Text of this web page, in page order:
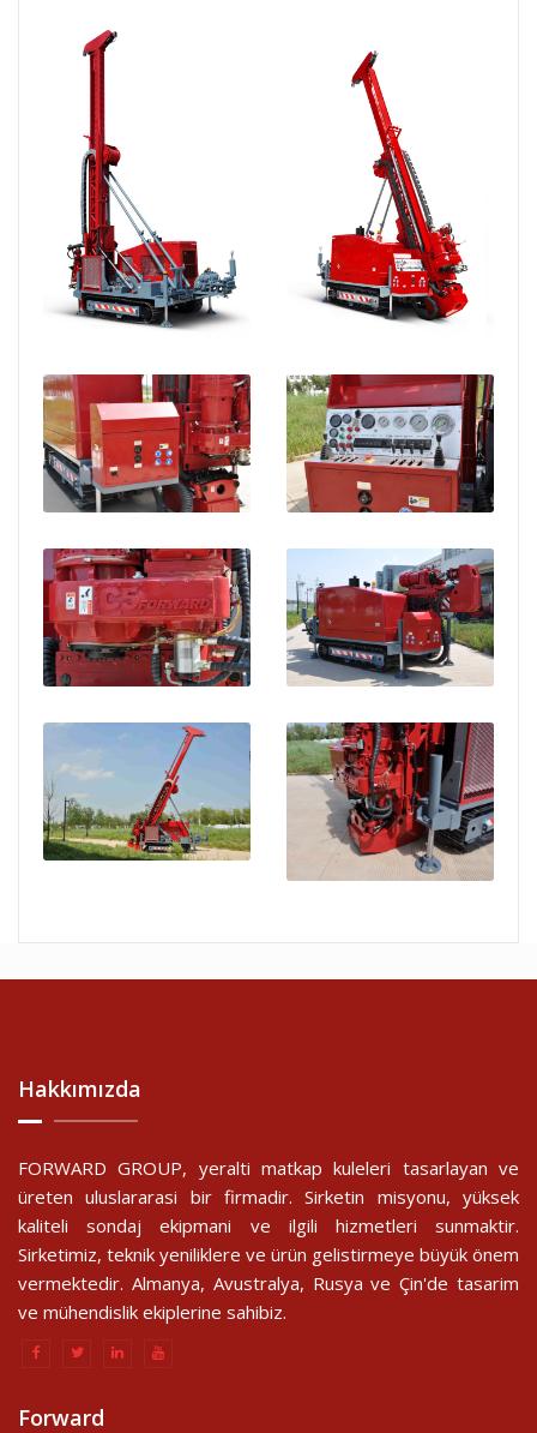
Hakkımızda
FORWARD GROUP, yeralti matkap kuleleri tasarlayan ve
üreten uluslararasi bir firmadir. Sirketin misyonu, yüksek
kaliteli sondaj ekipmani ve ilgili hizmetleri sunmaktir.
Sirketimiz, teknik yeniliklere ve ürün gelistirmeye büyük önem
vermektedir. Almanya, Avustralya, Rusya ve Çin'de tasarim
ve mühendislik ekiplerine sahibiz.
Forward